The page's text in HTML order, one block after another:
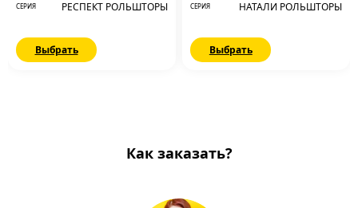
СЕРИЯ РЕСПЕКТ РОЛЬШТОРЫ
Выбрать
СЕРИЯ НАТАЛИ РОЛЬШТОРЫ
Выбрать
Как заказать?